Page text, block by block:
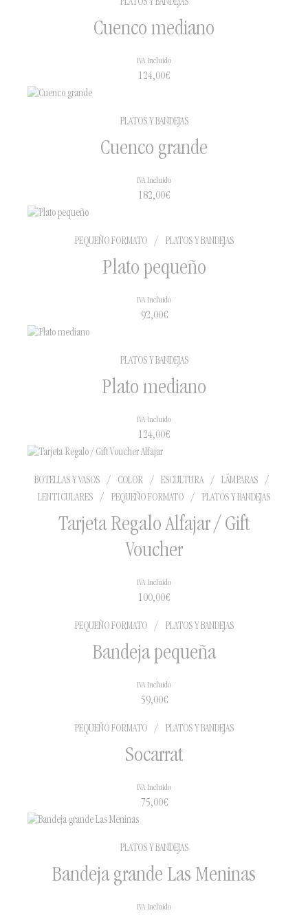
PLATOS Y BANDEJAS
Cuenco mediano
124,00€
IVA Incluido
PLATOS Y BANDEJAS
Cuenco grande
182,00€
IVA Incluido
PEQUEÑO FORMATO / PLATOS Y BANDEJAS
Plato pequeño
92,00€
IVA Incluido
PLATOS Y BANDEJAS
Plato mediano
124,00€
IVA Incluido
BOTELLAS Y VASOS / COLOR / ESCULTURA / LÁMPARAS
/
LENTICULARES
/ PEQUEÑO FORMATO / PLATOS Y BANDEJAS
Tarjeta Regalo Alfajar / Gift
Voucher
100,00€
IVA Incluido
PEQUEÑO FORMATO / PLATOS Y BANDEJAS
Bandeja pequeña
59,00€
IVA Incluido
PEQUEÑO FORMATO / PLATOS Y BANDEJAS
Socarrat
75,00€
IVA Incluido
PLATOS Y BANDEJAS
Bandeja grande Las Meninas
IVA Incluido